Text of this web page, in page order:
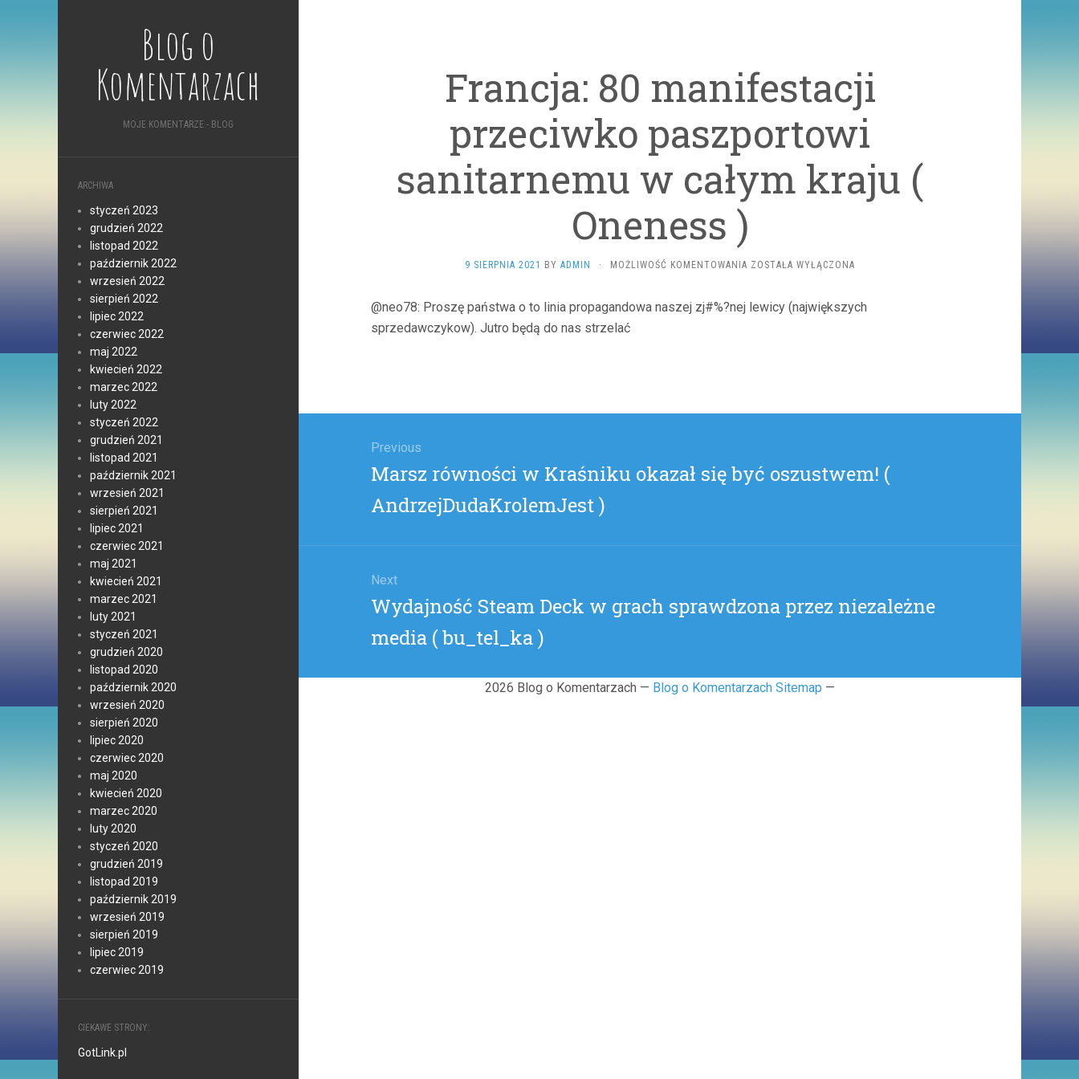
Blog o
Komentarzach
MOJE KOMENTARZE - BLOG
ARCHIWA
styczeń 2023
grudzień 2022
listopad 2022
październik 2022
wrzesień 2022
sierpień 2022
lipiec 2022
czerwiec 2022
maj 2022
kwiecień 2022
marzec 2022
luty 2022
styczeń 2022
grudzień 2021
listopad 2021
październik 2021
wrzesień 2021
sierpień 2021
lipiec 2021
czerwiec 2021
maj 2021
kwiecień 2021
marzec 2021
luty 2021
styczeń 2021
grudzień 2020
listopad 2020
październik 2020
wrzesień 2020
sierpień 2020
lipiec 2020
czerwiec 2020
maj 2020
kwiecień 2020
marzec 2020
luty 2020
styczeń 2020
grudzień 2019
listopad 2019
październik 2019
wrzesień 2019
sierpień 2019
lipiec 2019
czerwiec 2019
CIEKAWE STRONY:
GotLink.pl
Francja: 80 manifestacji
przeciwko paszportowi
sanitarnemu w całym kraju (
Oneness )
9 SIERPNIA 2021 BY ADMIN · MOŻLIWOŚĆ KOMENTOWANIA FRANCJA:
PRZECIWKO
ONENESS
ZOSTAŁA WYŁĄCZONA
@neo78: Proszę państwa o to linia propagandowa naszej zj#%?nej lewicy (największych
sprzedawczykow). Jutro będą do nas strzelać
Previous
Previous
Marsz równości w Kraśniku okazał się być oszustwem! (
AndrzejDudaKrolemJest )
Next
Next
post:
Wydajność Steam Deck w grach sprawdzona przez niezależne
media ( bu_tel_ka )
2026 Blog o Komentarzach — Blog o Komentarzach Sitemap —